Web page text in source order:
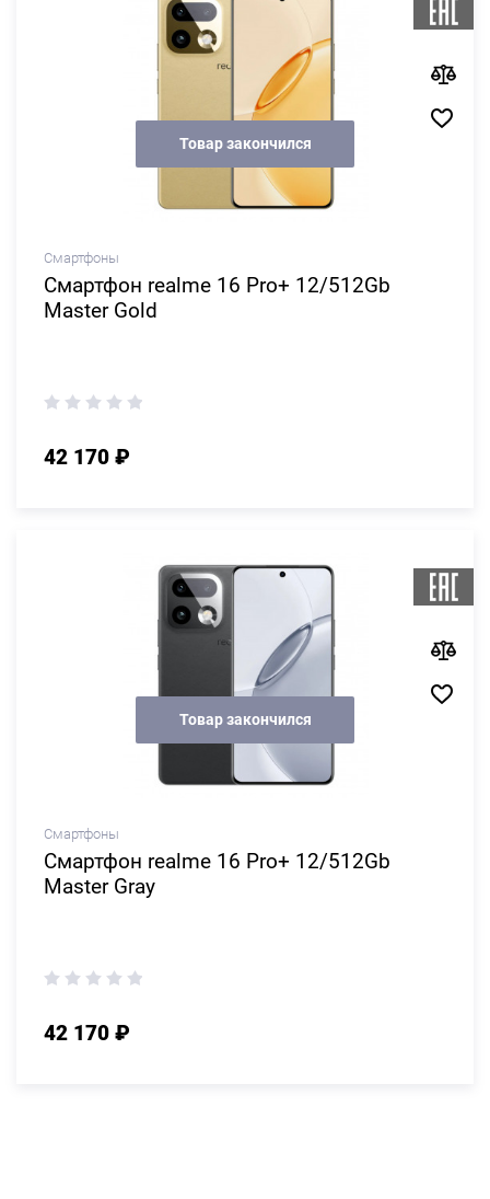
Товар закончился
Смартфоны
Смартфон realme 16 Pro+ 12/512Gb
Master Gold
42 170 ₽
Товар закончился
Смартфоны
Смартфон realme 16 Pro+ 12/512Gb
Master Gray
42 170 ₽